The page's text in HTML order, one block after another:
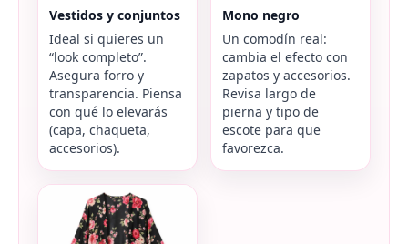
Vestidos y conjuntos
Ideal si quieres un
“look completo”.
Asegura forro y
transparencia. Piensa
con qué lo elevarás
(capa, chaqueta,
accesorios).
Mono negro
Un comodín real:
cambia el efecto con
zapatos y accesorios.
Revisa largo de
pierna y tipo de
escote para que
favorezca.